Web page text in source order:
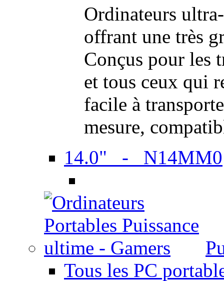
Ordinateurs
offrant une très
Conçus pour les
et tous ceux qui
facile à
mesure,
14.0" - N14MM0
Tous les PC